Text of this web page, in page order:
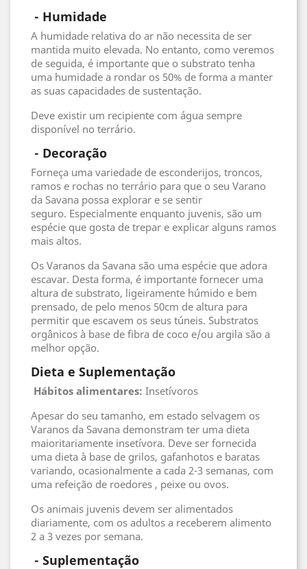
- Humidade
A humidade relativa do ar não necessita de ser
mantida muito elevada. No entanto, como veremos
de seguida, é importante que o substrato tenha
uma humidade a rondar os 50% de forma a manter
as suas capacidades de sustentação.
Deve existir um recipiente com água sempre
disponível no terrário.
- Decoração
Forneça uma variedade de esconderijos, troncos,
ramos e rochas no terrário para que o seu Varano
da Savana possa explorar e se sentir
seguro. Especialmente enquanto juvenis, são um
espécie que gosta de trepar e explicar alguns ramos
mais altos.
Os Varanos da Savana são uma espécie que adora
escavar. Desta forma, é importante fornecer uma
altura de substrato, ligeiramente húmido e bem
prensado, de pelo menos 50cm de altura para
permitir que escavem os seus túneis. Substratos
orgânicos à base de fibra de coco e/ou argila são a
melhor opção.
Dieta e Suplementação
Hábitos alimentares: Insetívoros
Apesar do seu tamanho, em estado selvagem os
Varanos da Savana demonstram ter uma dieta
maioritariamente insetívora. Deve ser fornecida
uma dieta à base de grilos, gafanhotos e baratas
variando, ocasionalmente a cada 2-3 semanas, com
uma refeição de roedores , peixe ou ovos.
Os animais juvenis devem ser alimentados
diariamente, com os adultos a receberem alimento
2 a 3 vezes por semana.
- Suplementação